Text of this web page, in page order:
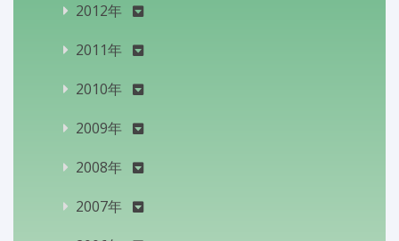
2012年
2011年
2010年
2009年
2008年
2007年